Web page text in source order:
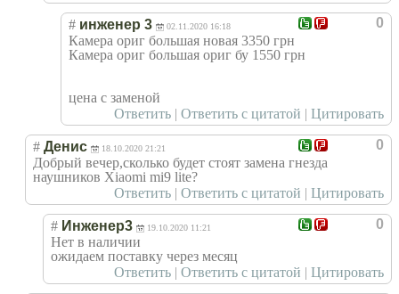
0
# инженер 3 02.11.2020 16:18
Камера ориг большая новая 3350 грн
Камера ориг большая ориг бу 1550 грн
цена с заменой
Ответить | Ответить с цитатой | Цитировать
0
# Денис 18.10.2020 21:21
Добрый вечер,сколько будет стоят замена гнезда
наушников Xiaomi mi9 lite?
Ответить | Ответить с цитатой | Цитировать
0
# Инженер3 19.10.2020 11:21
Нет в наличии
ожидаем поставку через месяц
Ответить | Ответить с цитатой | Цитировать